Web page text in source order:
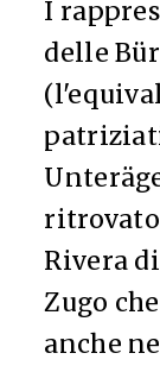
I
delle
ritrovato
Rivera
Zugo
anche